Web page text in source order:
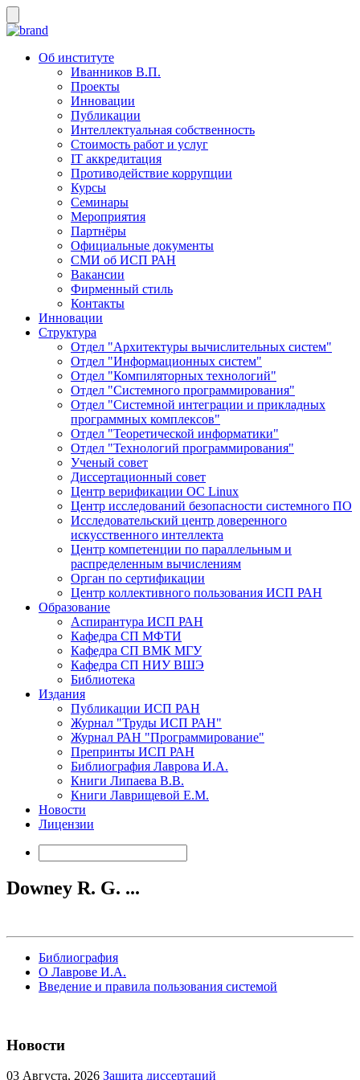
Об институте
Иванников В.П.
Проекты
Инновации
Публикации
Интеллектуальная собственность
Стоимость работ и услуг
IT аккредитация
Противодействие коррупции
Курсы
Семинары
Мероприятия
Партнёры
Официальные документы
СМИ об ИСП РАН
Вакансии
Фирменный стиль
Контакты
Инновации
Структура
Отдел "Архитектуры вычислительных систем"
Отдел "Информационных систем"
Отдел "Компиляторных технологий"
Отдел "Системного программирования"
Отдел "Системной интеграции и прикладных
программных комплексов"
Отдел "Теоретической информатики"
Отдел "Технологий программирования"
Ученый совет
Диссертационный совет
Центр верификации ОС Linux
Центр исследований безопасности системного ПО
Исследовательский центр доверенного
искусственного интеллекта
Центр компетенции по параллельным и
распределенным вычислениям
Орган по сертификации
Центр коллективного пользования ИСП РАН
Образование
Аспирантура ИСП РАН
Кафедра СП МФТИ
Кафедра СП ВМК МГУ
Кафедра СП НИУ ВШЭ
Библиотека
Издания
Публикации ИСП РАН
Журнал "Труды ИСП РАН"
Журнал РАН "Программирование"
Препринты ИСП РАН
Библиография Лаврова И.А.
Книги Липаева В.В.
Книги Лаврищевой Е.М.
Новости
Лицензии
Downey R. G. ...
Библиография
О Лаврове И.А.
Введение и правила пользования системой
Новости
03 Августа, 2026 Защита диссертаций